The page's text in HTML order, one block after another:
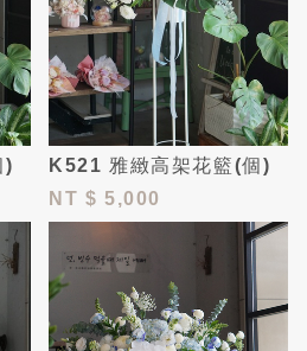
)
K521 雅緻高架花籃(個)
NT $ 5,000